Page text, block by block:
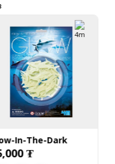
In-The-Dark
₮